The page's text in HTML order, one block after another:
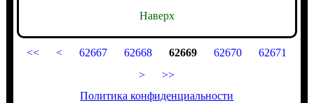
Наверх
<< < 62667 62668 62669 62670
62671
>
>>
Политика конфиденциальности